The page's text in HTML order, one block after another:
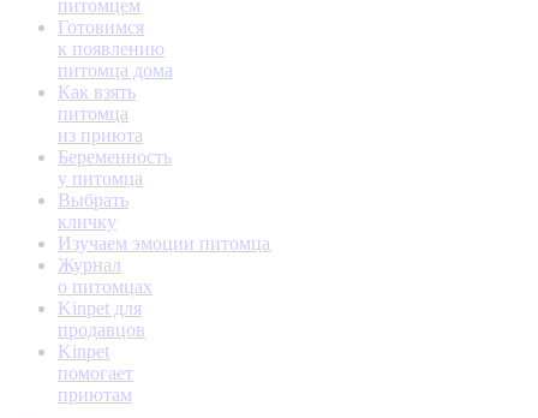
питомцем
Готовимся
к появлению
питомца дома
Как взять
питомца
из приюта
Беременность
у питомца
Выбрать
кличку
Изучаем эмоции питомца
Журнал
о питомцах
Kinpet для
продавцов
Kinpet
помогает
приютам